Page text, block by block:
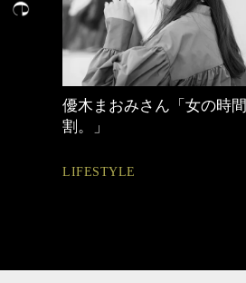
【ワーママのきれいめカジ
ュアル通勤】
FASHION